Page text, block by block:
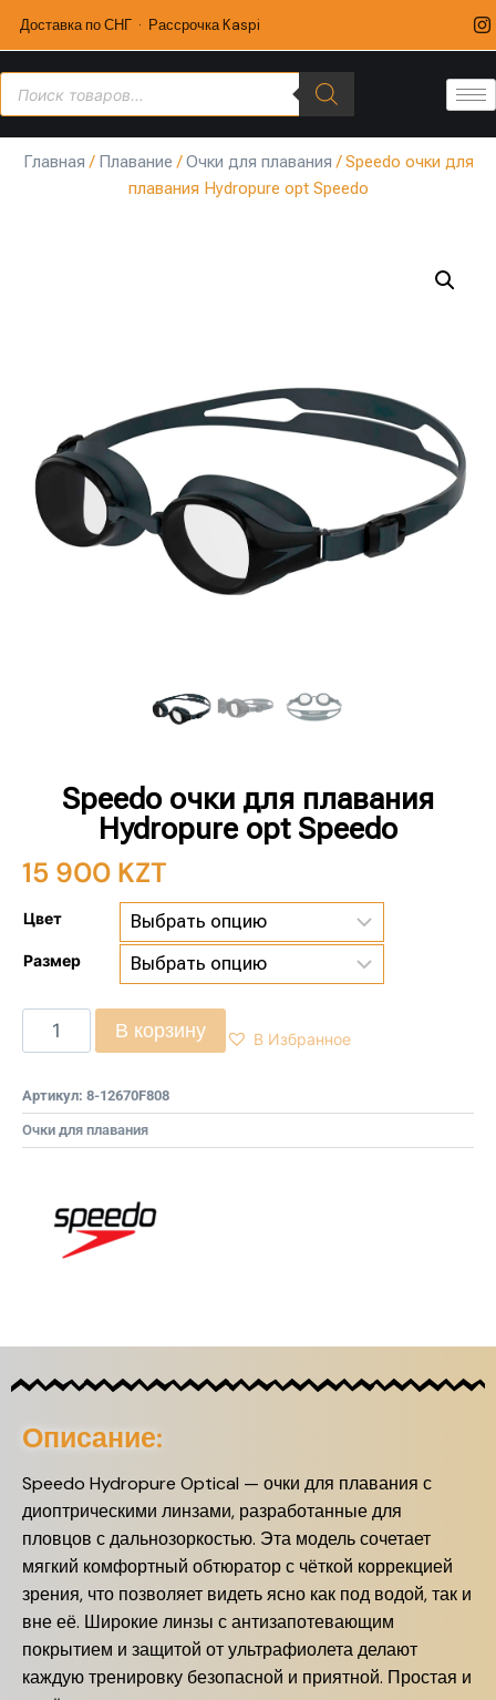
Доставка по СНГ · Рассрочка Kaspi
Главная / Плавание /Очки для плавания / Speedo очки для
плавания Hydropure opt Speedo
Speedo очки для плавания
Hydropure opt Speedo
15 900 KZT
Цвет
Размер
В корзину В Избранное
Артикул: 8-12670F808
Очки для плавания
Описание:
Speedo Hydropure Optical — очки для плавания с
диоптрическими линзами, разработанные для
пловцов с дальнозоркостью. Эта модель сочетает
мягкий комфортный обтюратор с чёткой коррекцией
зрения, что позволяет видеть ясно как под водой, так и
вне её. Широкие линзы с антизапотевающим
покрытием и защитой от ультрафиолета делают
каждую тренировку безопасной и приятной. Простая и